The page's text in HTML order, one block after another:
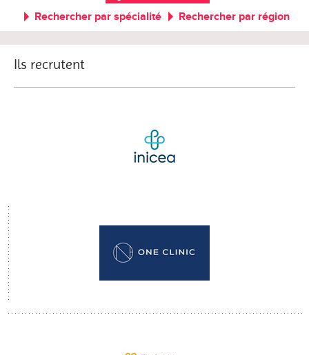
Rechercher par spécialité Rechercher par région
Ils recrutent